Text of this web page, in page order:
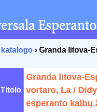
katalogo › Granda litova-
Titolo
Granda litova-
vortaro, La /
esperanto kalbų